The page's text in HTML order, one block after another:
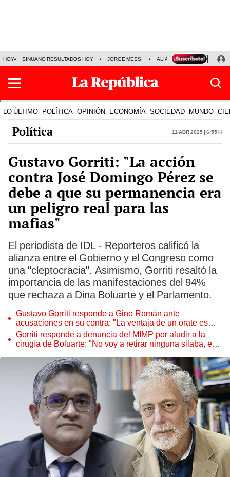
HOY SINUANO RESULTADOS HOY JORGE MESSI ALIANZA LIMA VS SPORT
LO ÚLTIMO POLÍTICA OPINIÓN ECONOMÍA SOCIEDAD MUNDO
Política 11 Abr 2025 | 6:55 h
Gustavo Gorriti: "La acción
contra José Domingo Pérez se
debe a que su permanencia era
un peligro real para las
mafias"
El periodista de IDL - Reporteros calificó la
alianza entre el Gobierno y el Congreso como
una "cleptocracia". Asimismo, Gorriti resaltó la
importancia de las manifestaciones del 94%
que rechaza a Dina Boluarte y el Parlamento.
Gustavo Gorriti responde a Gino Román ante
acusaciones en su contra: "La ventaja de un orate es
que no necesita investigar"
Gorriti responde a denuncia del MIMP por aludir a la
cirugía de Boluarte: "No voy a retirar ninguna silaba, es